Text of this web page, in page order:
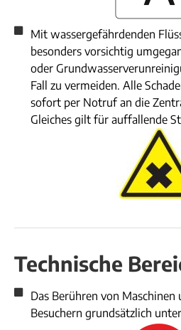
Mit wassergefährdenden
besonders vorsichtig
oder
Fall zu vermeiden. Alle
sofort per Notruf an die
Gleiches gilt für auffallende
Technische
Das Berühren von Maschinen
Besuchern grundsätzlich